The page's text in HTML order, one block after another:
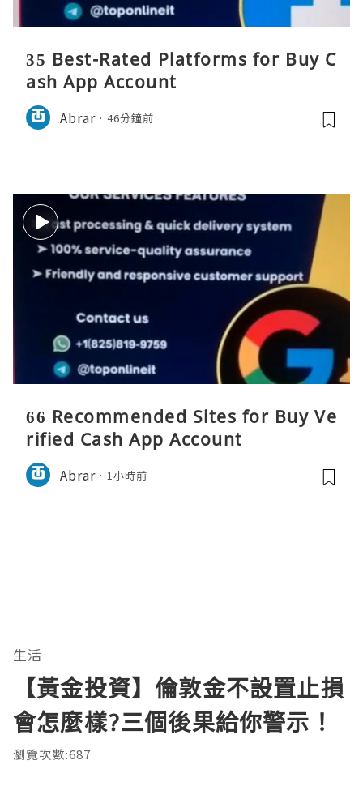
35 Best-Rated Platforms for Buy C
ash App Account
Abrar 46分鐘前
66 Recommended Sites for Buy Ve
rified Cash App Account
Abrar 1小時前
生活
【黃金投資】倫敦金不設置止損
會怎麼樣?三個後果給你警示！
瀏覽次數:687